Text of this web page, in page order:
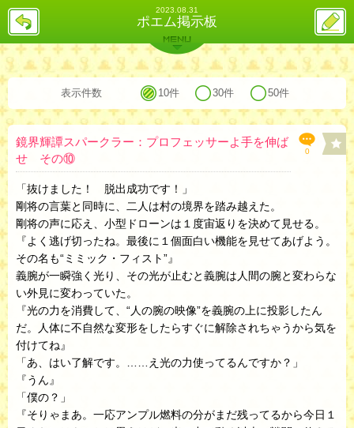
2023.08.31
ポエム掲示板
戻
ス
投
稿
バックナンバー 詳細検索 ランキング まとめ
MENU
表示件数 10件 30件 50件
0
鏡界輝譚スパークラー：プロフェッサーよ手を伸ば
せ その⑩
「抜けました！ 脱出成功です！」
剛将の言葉と同時に、二人は村の境界を踏み越えた。
剛将の声に応え、小型ドローンは１度宙返りを決めて見せる。
『よく逃げ切ったね。最後に１個面白い機能を見せてあげよう。
その名も“ミミック・フィスト”』
義腕が一瞬強く光り、その光が止むと義腕は人間の腕と変わらな
い外見に変わっていた。
『光の力を消費して、“人の腕の映像”を義腕の上に投影したん
だ。人体に不自然な変形をしたらすぐに解除されちゃうから気を
付けてね』
「あ、はい了解です。……え光の力使ってるんですか？」
『うん』
「僕の？」
『そりゃまあ。一応アンプル燃料の分がまだ残ってるから今日１